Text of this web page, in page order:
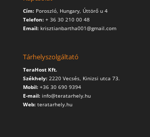
Cím: Poroszló, Hungary, Úttörő u 4
Telefon:+ 36 30 210 00 48
Email:krisztianbartha001@gmail.com
Tárhelyszolgáltató
TeraHost Kft.
Székhely: 2220 Vecsés, Kinizsi utca 73.
Mobil: +36 30 690 9394
E-mail: info@teratarhely.hu
Web: teratarhely.hu